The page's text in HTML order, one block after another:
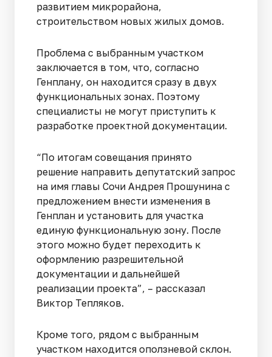
развитием микрорайона,
строительством новых жилых домов.
Проблема с выбранным участком
заключается в том, что, согласно
Генплану, он находится сразу в двух
функциональных зонах. Поэтому
специалисты не могут приступить к
разработке проектной документации.
“По итогам совещания принято
решение направить депутатский запрос
на имя главы Сочи Андрея Прошунина с
предложением внести изменения в
Генплан и установить для участка
единую функциональную зону. После
этого можно будет переходить к
оформлению разрешительной
документации и дальнейшей
реализации проекта”, – рассказал
Виктор Тепляков.
Кроме того, рядом с выбранным
участком находится оползневой склон.